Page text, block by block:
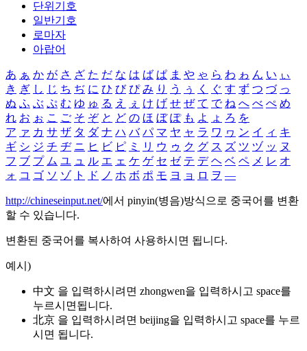
단위기호
일반기호
로마자
아랍어
あ ぁ か が さ ざ た だ な は ば ぱ ま や ゃ ら わ ゎ ん い ぃ
き ぎ し じ ち ぢ に ひ び ぴ み り う ぅ く ぐ す ず つ づ っ
ぬ ふ ぶ ぷ む ゆ ゅ る え ぇ け げ せ ぜ て で ね へ べ ぺ め
れ お ぉ こ ご そ ぞ と ど の ほ ぼ ぽ も よ ょ ろ を
ア ァ カ サ ザ タ ダ ナ ハ バ パ マ ヤ ャ ラ ワ ヮ ン イ ィ キ
ギ シ ジ チ ヂ ニ ヒ ビ ピ ミ リ ウ ゥ ク グ ス ズ ツ ヅ ッ ヌ
フ ブ プ ム ユ ュ ル エ ェ ケ ゲ セ ゼ テ デ ヘ ベ ペ メ レ オ
ォ コ ゴ ソ ゾ ト ド ノ ホ ボ ポ モ ヨ ョ ロ ヲ ―
http://chineseinput.net/에서 pinyin(병음)방식으로 중국어를 변환
할 수 있습니다.
변환된 중국어를 복사하여 사용하시면 됩니다.
예시)
中文 을 입력하시려면 zhongwen을 입력하시고 space를
누르시면됩니다.
北京 을 입력하시려면 beijing을 입력하시고 space를 누르
시면 됩니다.